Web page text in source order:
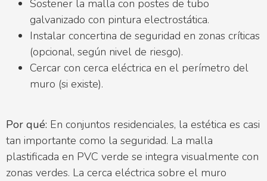
Sostener la malla con postes de tubo
galvanizado con pintura electrostática.
Instalar concertina de seguridad en zonas críticas
(opcional, según nivel de riesgo).
Cercar con cerca eléctrica en el perímetro del
muro (si existe).
Por qué: En conjuntos residenciales, la estética es casi
tan importante como la seguridad. La malla
plastificada en PVC verde se integra visualmente con
zonas verdes. La cerca eléctrica sobre el muro